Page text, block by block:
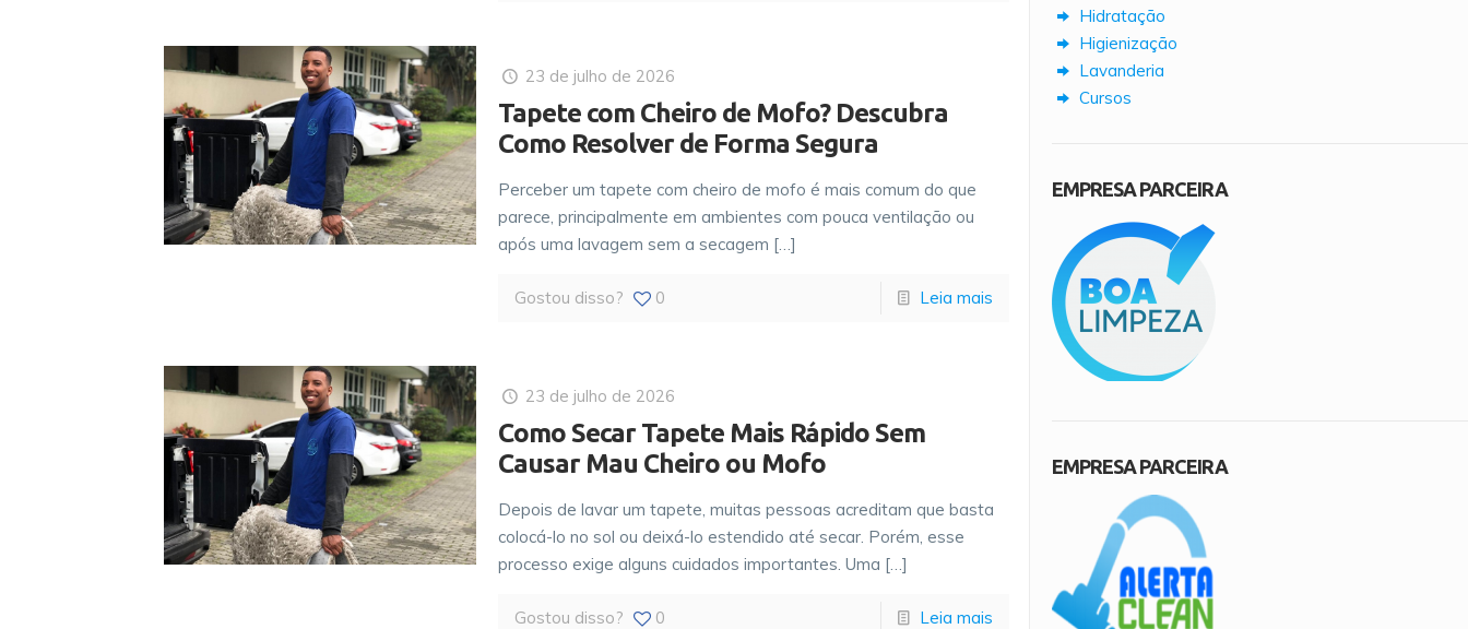
23 de julho de 2026
Tapete com Cheiro de Mofo? Descubra
Como Resolver de Forma Segura
Perceber um tapete com cheiro de mofo é mais comum do que
parece, principalmente em ambientes com pouca ventilação ou
após uma lavagem sem a secagem […]
Gostou disso? 0 Leia mais
23 de julho de 2026
Como Secar Tapete Mais Rápido Sem
Causar Mau Cheiro ou Mofo
Depois de lavar um tapete, muitas pessoas acreditam que basta
colocá-lo no sol ou deixá-lo estendido até secar. Porém, esse
processo exige alguns cuidados importantes. Uma […]
Gostou disso? 0 Leia mais
Hidratação
Higienização
Lavanderia
Cursos
EMPRESA PARCEIRA
EMPRESA PARCEIRA